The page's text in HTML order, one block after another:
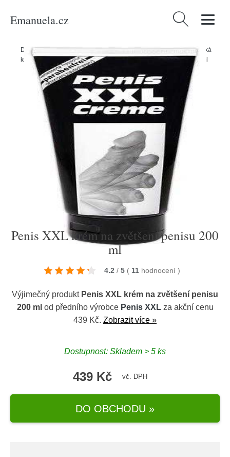
Emanuela.cz Vyhledávání
Domů/Produkty/Sexuální a erotické pomůcky/Kondomy a erotická
kosmetika
Afrodiziaka/Penis XXL krém na zvětšení penisu 200 ml
Penis XXL krém na zvětšení penisu 200
ml
4.2 / 5 ( 11 hodnocení )
Výjimečný produkt Penis XXL krém na zvětšení penisu
200 ml od předního výrobce Penis XXLza akční cenu
439 Kč. Zobrazit více »
Dostupnost: Skladem > 5 ks
439 Kč vč. DPH
DO OBCHODU »